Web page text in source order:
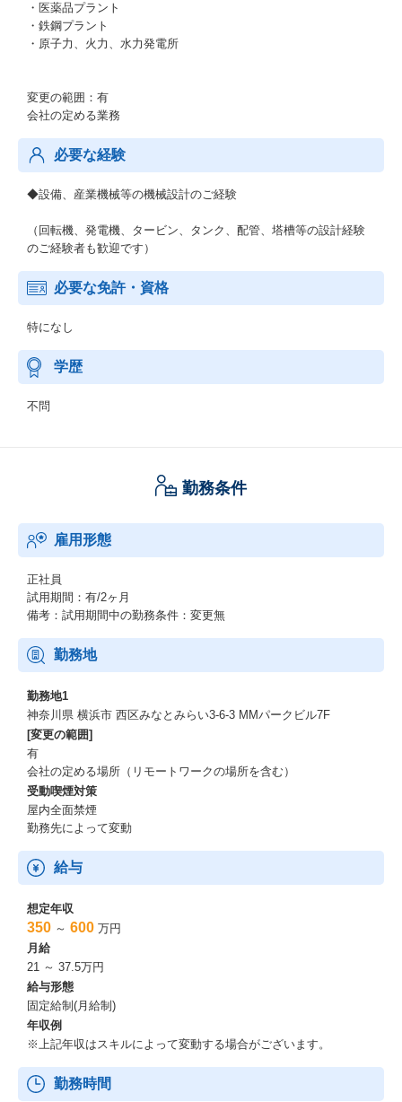
・医薬品プラント
・鉄鋼プラント
・原子力、火力、水力発電所
変更の範囲：有
会社の定める業務
必要な経験
◆設備、産業機械等の機械設計のご経験
（回転機、発電機、タービン、タンク、配管、塔槽等の設計経験
のご経験者も歓迎です）
必要な免許・資格
特になし
学歴
不問
勤務条件
雇用形態
正社員
試用期間：有/2ヶ月
備考：試用期間中の勤務条件：変更無
勤務地
勤務地1
神奈川県 横浜市 西区みなとみらい3-6-3 MMパークビル7F
[変更の範囲]
有
会社の定める場所（リモートワークの場所を含む）
受動喫煙対策
屋内全面禁煙
勤務先によって変動
給与
想定年収
350 ～ 600 万円
月給
21 ～ 37.5万円
給与形態
固定給制(月給制)
年収例
※上記年収はスキルによって変動する場合がございます。
勤務時間